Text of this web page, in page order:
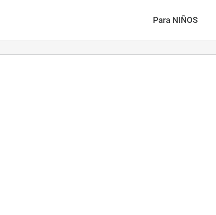
Para NIÑOS